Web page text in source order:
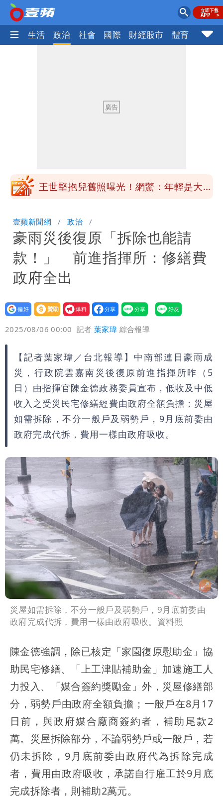
尚 生活 政治 社會 國際 財經股市 體育 壹蘋
姜厚任小24歲女友「舊身分」曝光！昔
戰網友：台灣人靠我活下來
王世堅抱兒舊照曝光！網驚：年輕是大帥
姜厚任小24歲女友「舊身分」曝光！昔
交往3個月閃嫁農業處科長
壹蘋新聞網 政治
豪雨災後復原「拆除也能請
款！」 前進指揮所：修繕費
政府全出
設為
贊助
我要
爆料
2025/08/06 00:00 記者葉家瑋 綜合報導
【記者葉家瑋／台北報導】中南部連日豪雨成
災，行政院雲嘉南災後復原前進指揮所昨（5
日）由指揮官陳金德政務委員宣布，低收及中低
收入之受災民宅修繕經費由政府全額負擔；災屋
如需拆除，不分一般戶及弱勢戶，9月底前委由
政府完成代拆，費用一樣由政府吸收。
災屋如需拆除，不分一般戶及弱勢戶，9月底前委由
政府完成代拆，費用一樣由政府吸收。資料照
陳金德強調，除已核定「家園復原慰助金」協
助民宅修繕、「上工津貼補助金」加速施工人
力投入、「媒合簽約獎勵金」外，災屋修繕部
分，弱勢戶由政府全額負擔；一般戶在8月17
日前，與政府媒合廠商簽約者，補助尾款2
萬。災屋拆除部分，不論弱勢戶或一般戶，若
仍未拆除，9月底前委由政府代為拆除完成
者，費用由政府吸收，承諾自行雇工於9月底
完成拆除者，則補助2萬元。